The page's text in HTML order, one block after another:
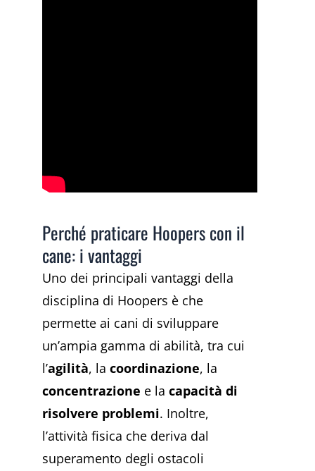
Perché praticare Hoopers con il
cane: i vantaggi
Uno dei principali vantaggi della
disciplina di Hoopers è che
permette ai cani di sviluppare
un’ampia gamma di abilità, tra cui
l’agilità, la coordinazione, la
concentrazione e la capacità di
risolvere problemi. Inoltre,
l’attività fisica che deriva dal
superamento degli ostacoli